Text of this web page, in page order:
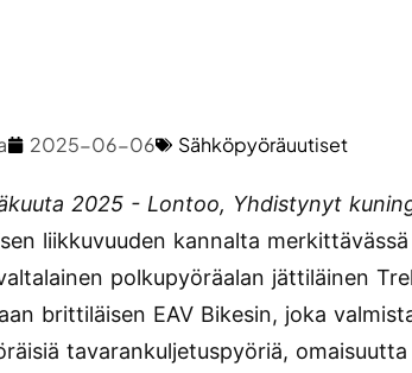
2025-06-06 Sähköpyöräuutiset
2025 - Lontoo, Yhdistynyt
liikkuvuuden kannalta
polkupyöräalan jättiläinen
brittiläisen EAV Bikesin, joka
tavarankuljetuspyöriä,